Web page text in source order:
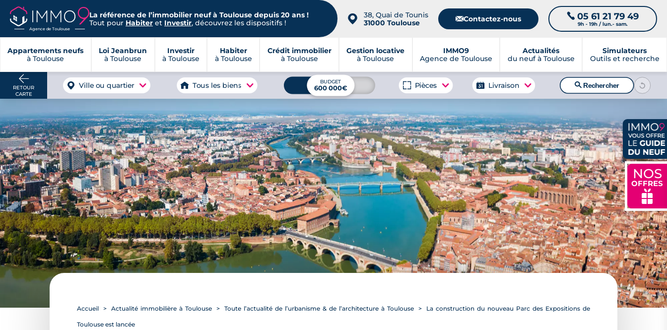
Agence de Toulouse
La référence de l’immobilier neuf à Toulouse depuis 20 ans !
Tout pour Habiter et Investir, découvrez les dispositifs ! 📍
38, Quai de Tounis
31000 Toulouse
📧Contactez-nous 📞 05 61 21 79 49
9h - 19h / lun.- sam.
Appartements neufs
à Toulouse
Loi Jeanbrun
à Toulouse
Investir
à Toulouse
Habiter
à Toulouse
Crédit immobilier
à Toulouse
Gestion locative
à Toulouse
IMMO9
Agence de Toulouse
Actualités
du neuf à Toulouse
Simulateurs
Outils et recherche
NOS
OFFRES
🎁
RETOUR
CARTE
Ville ou quartier Tous les biens BUDGET
600 000€ Pièces Livraison 🔍Rechercher
Accueil Actualité immobilière à Toulouse Toute l’actualité de l’urbanisme & de l’architecture à Toulouse La construction du nouveau Parc des Expositions de
Toulouse est lancée